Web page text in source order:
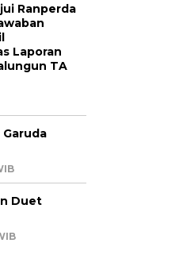
Ranperda
Laporan
TA
Duet